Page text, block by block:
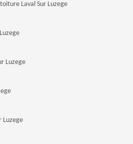
Laval Sur Luzege
Luzege
Luzege